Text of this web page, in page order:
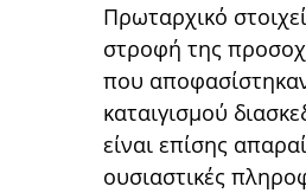
Πρωταρχικό
στροφή της
που αποφασίστηκαν
καταιγισμού
είναι επίσης
ουσιαστικές